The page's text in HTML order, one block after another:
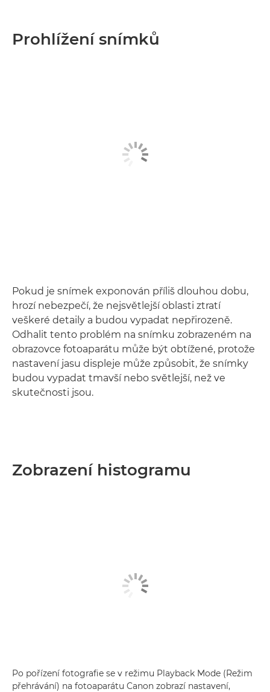
Prohlížení snímků
Pokud je snímek exponován příliš dlouhou dobu,
hrozí nebezpečí, že nejsvětlejší oblasti ztratí
veškeré detaily a budou vypadat nepřirozeně.
Odhalit tento problém na snímku zobrazeném na
obrazovce fotoaparátu může být obtížené, protože
nastavení jasu displeje může způsobit, že snímky
budou vypadat tmavší nebo světlejší, než ve
skutečnosti jsou.
Zobrazení histogramu
Po pořízení fotografie se v režimu Playback Mode (Režim
přehrávání) na fotoaparátu Canon zobrazí nastavení,